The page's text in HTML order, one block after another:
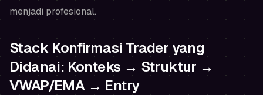
menjadi profesional.
Stack Konfirmasi Trader yang
Didanai: Konteks → Struktur →
VWAP/EMA → Entry